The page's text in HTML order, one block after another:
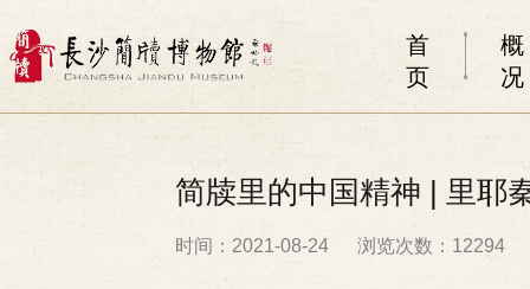
首
页
概
况
简牍里的中国精神 | 里耶
时间：2021-08-24 浏览次数：12294